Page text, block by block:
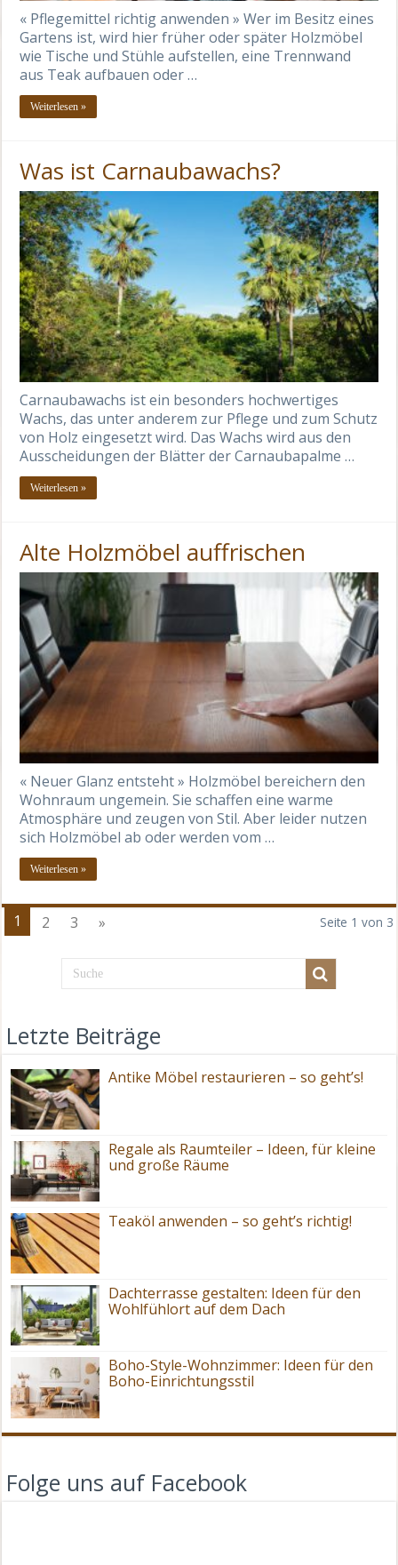
« Pflegemittel richtig anwenden » Wer im Besitz eines
Gartens ist, wird hier früher oder später Holzmöbel
wie Tische und Stühle aufstellen, eine Trennwand
aus Teak aufbauen oder …
Weiterlesen »
Was ist Carnaubawachs?
Carnaubawachs ist ein besonders hochwertiges
Wachs, das unter anderem zur Pflege und zum Schutz
von Holz eingesetzt wird. Das Wachs wird aus den
Ausscheidungen der Blätter der Carnaubapalme …
Weiterlesen »
Alte Holzmöbel auffrischen
« Neuer Glanz entsteht » Holzmöbel bereichern den
Wohnraum ungemein. Sie schaffen eine warme
Atmosphäre und zeugen von Stil. Aber leider nutzen
sich Holzmöbel ab oder werden vom …
Weiterlesen »
Seite 1 von 3
1 2 3 »
Letzte Beiträge
Antike Möbel restaurieren – so geht’s!
Regale als Raumteiler – Ideen, für kleine
und große Räume
Teaköl anwenden – so geht’s richtig!
Dachterrasse gestalten: Ideen für den
Wohlfühlort auf dem Dach
Boho-Style-Wohnzimmer: Ideen für den
Boho-Einrichtungsstil
Folge uns auf Facebook